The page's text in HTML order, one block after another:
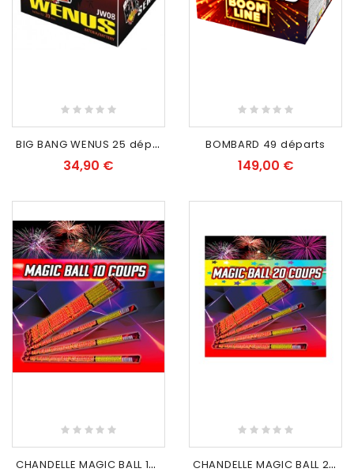
RUPTURE DE STOCK
B
IG BANG WENUS 25 départs
34,90 €
RUPTURE DE STOCK
BOMBARD 49 départs
149,00 €
C
HANDELLE MAGIC BALL 10 COUPS (lot de 2paquets) C
HANDELLE MAGIC BALL 20 COUPS